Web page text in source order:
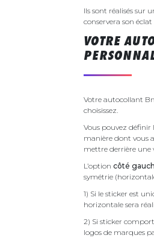
Ils sont réalisés sur
conservera son
VOTRE
Votre autocollant
choisissez.
Vous pouvez définir
manière dont vous
mettre derrière une
L’option côté
symétrie
1) Si le sticker est
horizontale sera
2) Si sticker
logos de marques